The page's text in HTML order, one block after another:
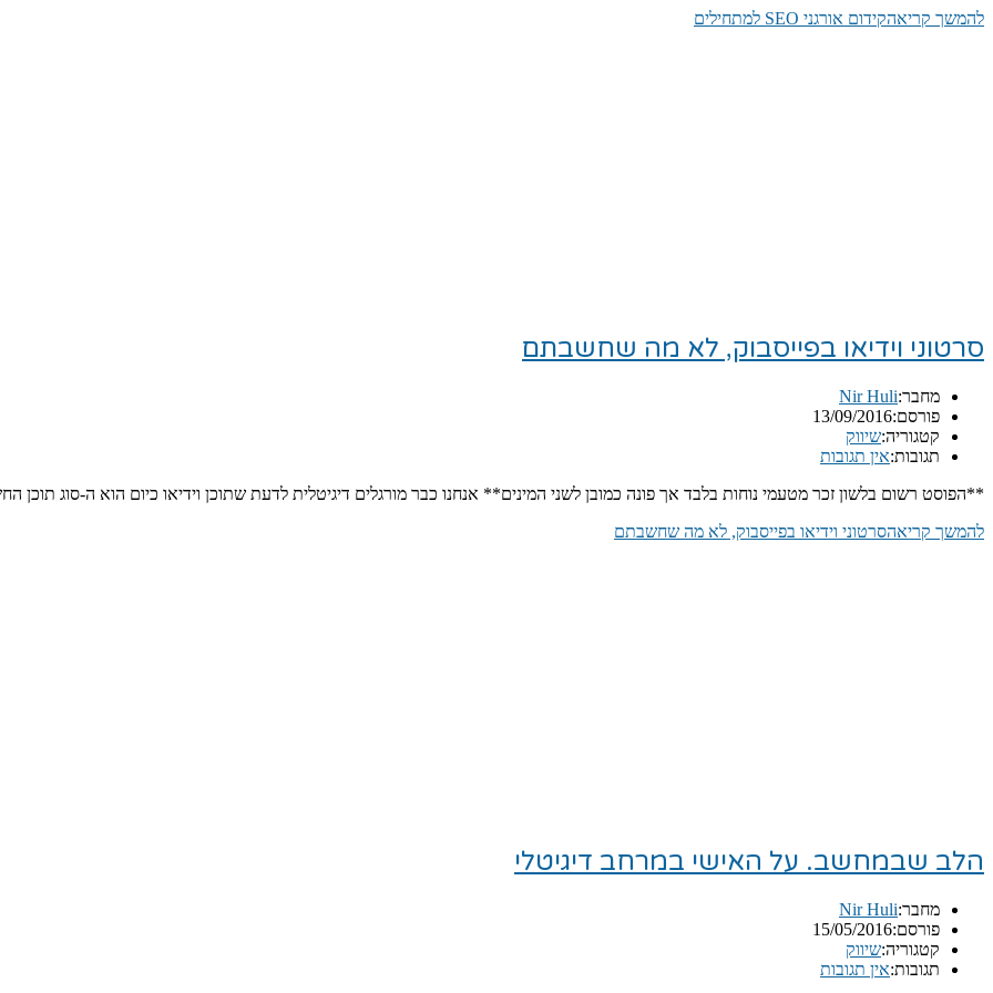
להמשך קריאהקידום אורגני SEO למתחילים
סרטוני וידיאו בפייסבוק, לא מה שחשבתם
מחבר:Nir Huli
פורסם:13/09/2016
קטגוריה:שיווק
תגובות:אין תגובות
**הפוסט רשום בלשון זכר מטעמי נוחות בלבד אך פונה כמובן לשני המינים** אנחנו כבר מורגלים דיגיטלית לדעת שתוכן וידיאו כיום הוא ה-סוג
להמשך קריאהסרטוני וידיאו בפייסבוק, לא מה שחשבתם
הלב שבמחשב. על האישי במרחב דיגיטלי
מחבר:Nir Huli
פורסם:15/05/2016
קטגוריה:שיווק
תגובות:אין תגובות